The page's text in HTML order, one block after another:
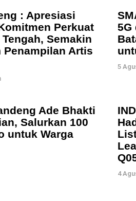
: Apresiasi
Perkuat
Semakin
Penampilan Artis
5G
5
Ade Bhakti
Salurkan 100
untuk Warga
4